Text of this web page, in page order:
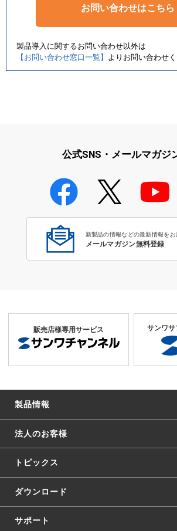
お問い合わせはこちら
製品導入に関するお問い合わせ以外は
【お問い合わせ窓口一覧】 よりお問い合わせく
公式SNS・メールマガジ
新製品の情報などの最新情報を
メールマガジン無料登録
販売店様専用サービス サンワサ
製品情報
法人のお客様
トピックス
ダウンロード
サポート